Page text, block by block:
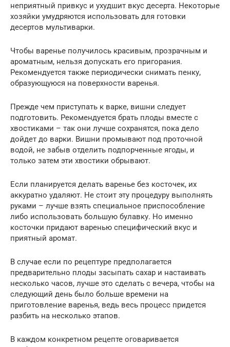
неприятный привкус и ухудшит вкус десерта. Некоторые
хозяйки умудряются использовать для готовки
десертов мультиварки.
Чтобы варенье получилось красивым, прозрачным и
ароматным, нельзя допускать его пригорания.
Рекомендуется также периодически снимать пенку,
образующуюся на поверхности варенья.
Прежде чем приступать к варке, вишни следует
подготовить. Рекомендуется брать плоды вместе с
хвостиками – так они лучше сохранятся, пока дело
дойдет до варки. Вишни промывают под проточной
водой, не забыв отделить подпорченные ягоды, и
только затем эти хвостики обрывают.
Если планируется делать варенье без косточек, их
аккуратно удаляют. Не стоит эту процедуру выполнять
руками – лучше взять специальное приспособление
либо использовать большую булавку. Но именно
косточки придают варенью специфический вкус и
приятный аромат.
В случае если по рецептуре предполагается
предварительно плоды засыпать сахар и настаивать
несколько часов, лучше это сделать с вечера, чтобы на
следующий день было больше времени на
приготовление варенья, ведь весь процесс придется
разбить на несколько этапов.
В каждом конкретном рецепте оговаривается